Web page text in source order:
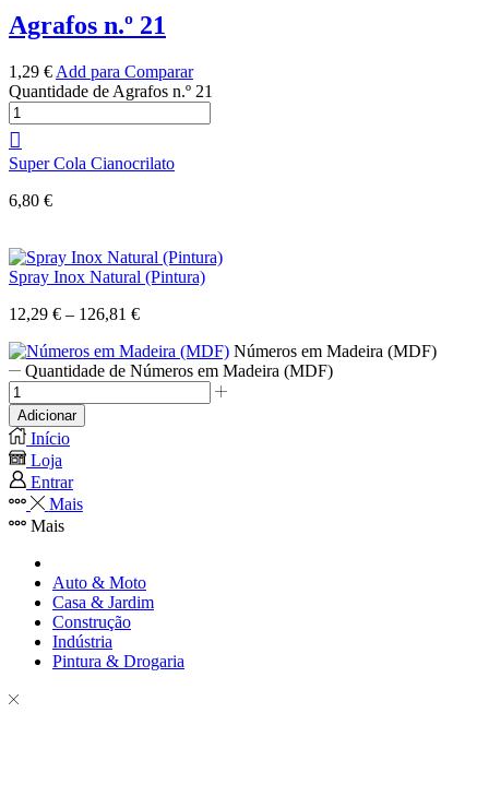
Agrafos n.º 21
1,29 € Add para Comparar
Quantidade de Agrafos n.º 21
Super Cola Cianocrilato
6,80 €
Spray Inox Natural (Pintura)
12,29 € – 126,81 €
Números em Madeira (MDF)
Quantidade de Números em Madeira (MDF)
Adicionar
Início
Loja
Entrar
Mais
Mais
Auto & Moto
Casa & Jardim
Construção
Indústria
Pintura & Drogaria